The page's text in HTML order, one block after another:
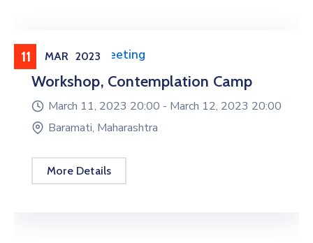
11 MAR 2023
Conference,Meeting
Workshop, Contemplation Camp
March 11, 2023 20:00 - March 12, 2023 20:00
Baramati, Maharashtra
More Details